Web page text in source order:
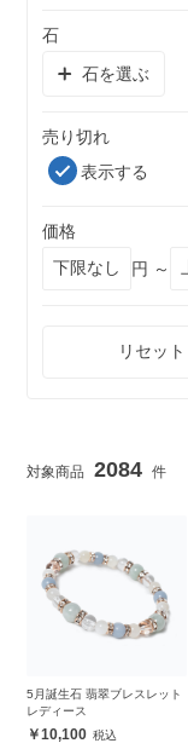
石
石を選ぶ
売り切れ
表示する
価格
円 ～
リセット
2084
5月誕生石 翡翠ブレスレット
レディース
10,100